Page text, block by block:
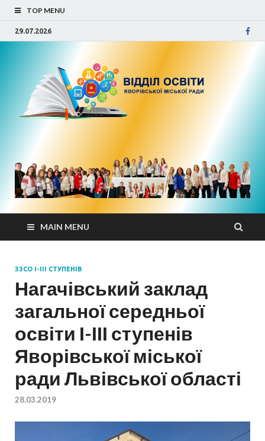
TOP MENU
29.07.2026
MAIN MENU
ЗЗСО І-ІІІ СТУПЕНІВ
Нагачівський заклад
загальної середньої
освіти І-ІІІ ступенів
Яворівської міської
ради Львівської області
28.03.2019